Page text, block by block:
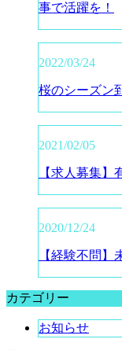
事で活躍を！
2022/03/24
桜のシーズン
2021/02/05
【求人募集
2020/12/24
【経験不問】
カテゴリー
お知らせ